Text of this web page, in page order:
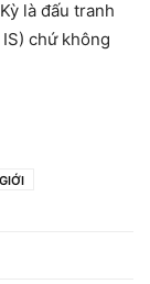
là đấu tranh
chứ không